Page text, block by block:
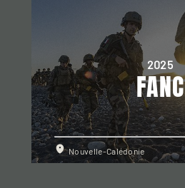
2025
FANC
Nouvelle-Calédonie